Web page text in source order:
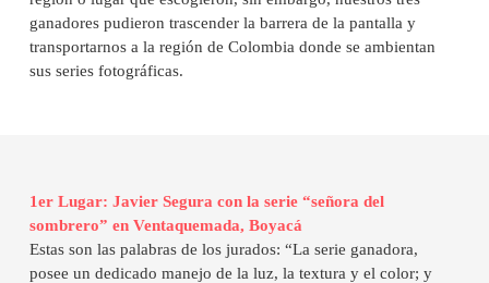
ganadores pudieron trascender la barrera de la pantalla y
transportarnos a la región de Colombia donde se ambientan
sus series fotográficas.
1er Lugar: Javier Segura con la serie “señora del
sombrero” en Ventaquemada, Boyacá
Estas son las palabras de los jurados: “La serie ganadora,
posee un dedicado manejo de la luz, la textura y el color; y